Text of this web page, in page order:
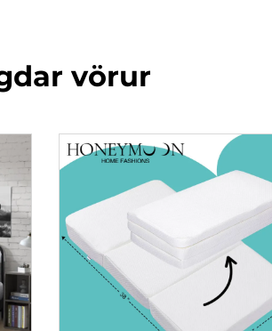
vörur